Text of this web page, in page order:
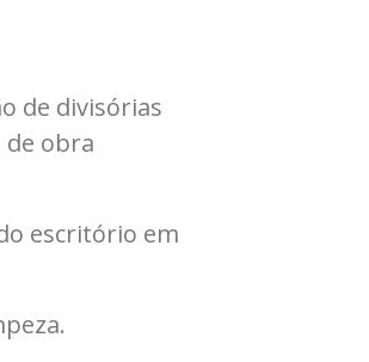
de divisórias
obra
escritório em